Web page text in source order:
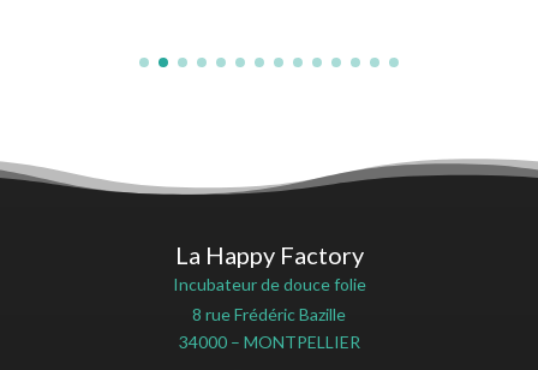
La Happy Factory
Incubateur de douce folie
8 rue Frédéric Bazille
34000 – MONTPELLIER